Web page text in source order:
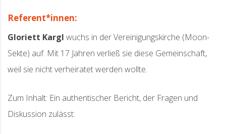
Referent*innen:
Gloriett Kargl wuchs in der Vereinigungskirche (Moon-
Sekte) auf. Mit 17 Jahren verließ sie diese Gemeinschaft,
weil sie nicht verheiratet werden wollte.
Zum Inhalt: Ein authentischer Bericht, der Fragen und
Diskussion zulässt: